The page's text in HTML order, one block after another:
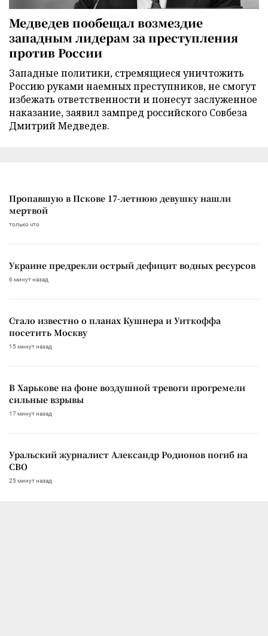
Медведев пообещал возмездие
западным лидерам за преступления
против России
Западные политики, стремящиеся уничтожить
Россию руками наемных преступников, не смогут
избежать ответственности и понесут заслуженное
наказание, заявил зампред российского Совбеза
Дмитрий Медведев.
Пропавшую в Пскове 17-летнюю девушку нашли
мертвой
только что
Украине предрекли острый дефицит водных ресурсов
6 минут назад
Стало известно о планах Кушнера и Уиткоффа
посетить Москву
15 минут назад
В Харькове на фоне воздушной тревоги прогремели
сильные взрывы
17 минут назад
Уральский журналист Александр Родионов погиб на
СВО
25 минут назад